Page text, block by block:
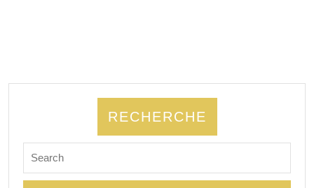
RECHERCHE
for: